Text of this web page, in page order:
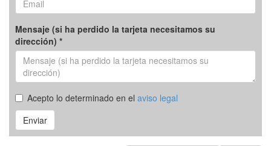
Mensaje (si ha perdido la tarjeta necesitamos su
dirección) *
Acepto lo determinado en el aviso legal
Enviar